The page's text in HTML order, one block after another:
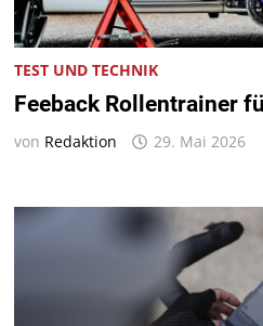
TEST UND TECHNIK
Feeback Rollentrainer
von Redaktion 29. Mai 2026